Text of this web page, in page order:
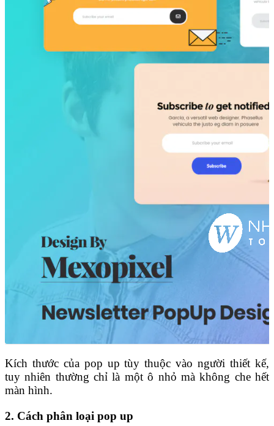
Kích thước của pop up tùy thuộc vào người thiết kế,
tuy nhiên thường chỉ là một ô nhỏ mà không che hết
màn hình.
2. Cách phân loại pop up